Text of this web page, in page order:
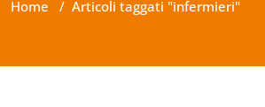
Home / Articoli taggati "infermieri"